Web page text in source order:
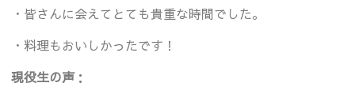
・皆さんに会えてとても貴重な時間でした。
・料理もおいしかったです！
現役生の声：